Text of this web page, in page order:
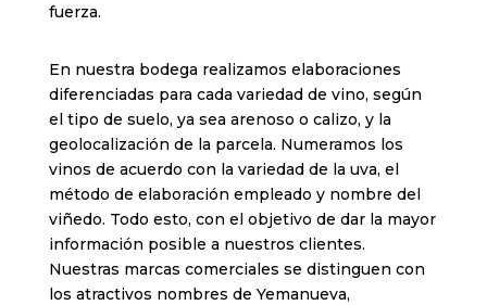
fuerza.
En nuestra bodega realizamos elaboraciones
diferenciadas para cada variedad de vino, según
el tipo de suelo, ya sea arenoso o calizo, y la
geolocalización de la parcela. Numeramos los
vinos de acuerdo con la variedad de la uva, el
método de elaboración empleado y nombre del
viñedo. Todo esto, con el objetivo de dar la mayor
información posible a nuestros clientes.
Nuestras marcas comerciales se distinguen con
los atractivos nombres de Yemanueva,